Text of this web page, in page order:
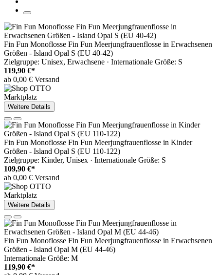
Fin Fun Monoflosse Fin Fun Meerjungfrauenflosse in Erwachsenen
Größen - Island Opal S (EU 40-42)
Zielgruppe: Unisex, Erwachsene · Internationale Größe: S
119,90 €*
ab 0,00 € Versand
Marktplatz
Weitere Details
Fin Fun Monoflosse Fin Fun Meerjungfrauenflosse in Kinder
Größen - Island Opal S (EU 110-122)
Zielgruppe: Kinder, Unisex · Internationale Größe: S
109,90 €*
ab 0,00 € Versand
Marktplatz
Weitere Details
Fin Fun Monoflosse Fin Fun Meerjungfrauenflosse in Erwachsenen
Größen - Island Opal M (EU 44-46)
Internationale Größe: M
119,90 €*